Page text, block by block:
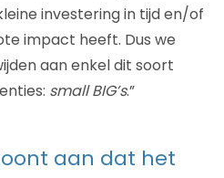
investering in tijd en/of
impact heeft. Dus we
aan enkel dit soort
small BIG’s.”
aan dat het